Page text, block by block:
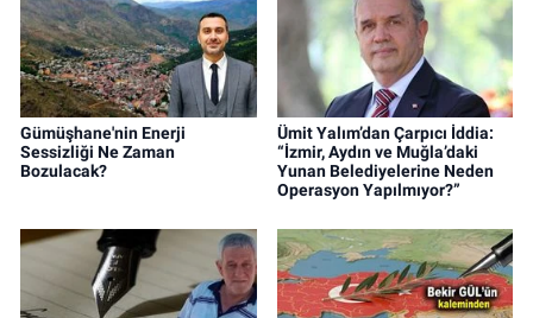
Gümüşhane'nin Enerji
Sessizliği Ne Zaman
Bozulacak?
Ümit Yalım’dan Çarpıcı İddia:
“İzmir, Aydın ve Muğla’daki
Yunan Belediyelerine Neden
Operasyon Yapılmıyor?”